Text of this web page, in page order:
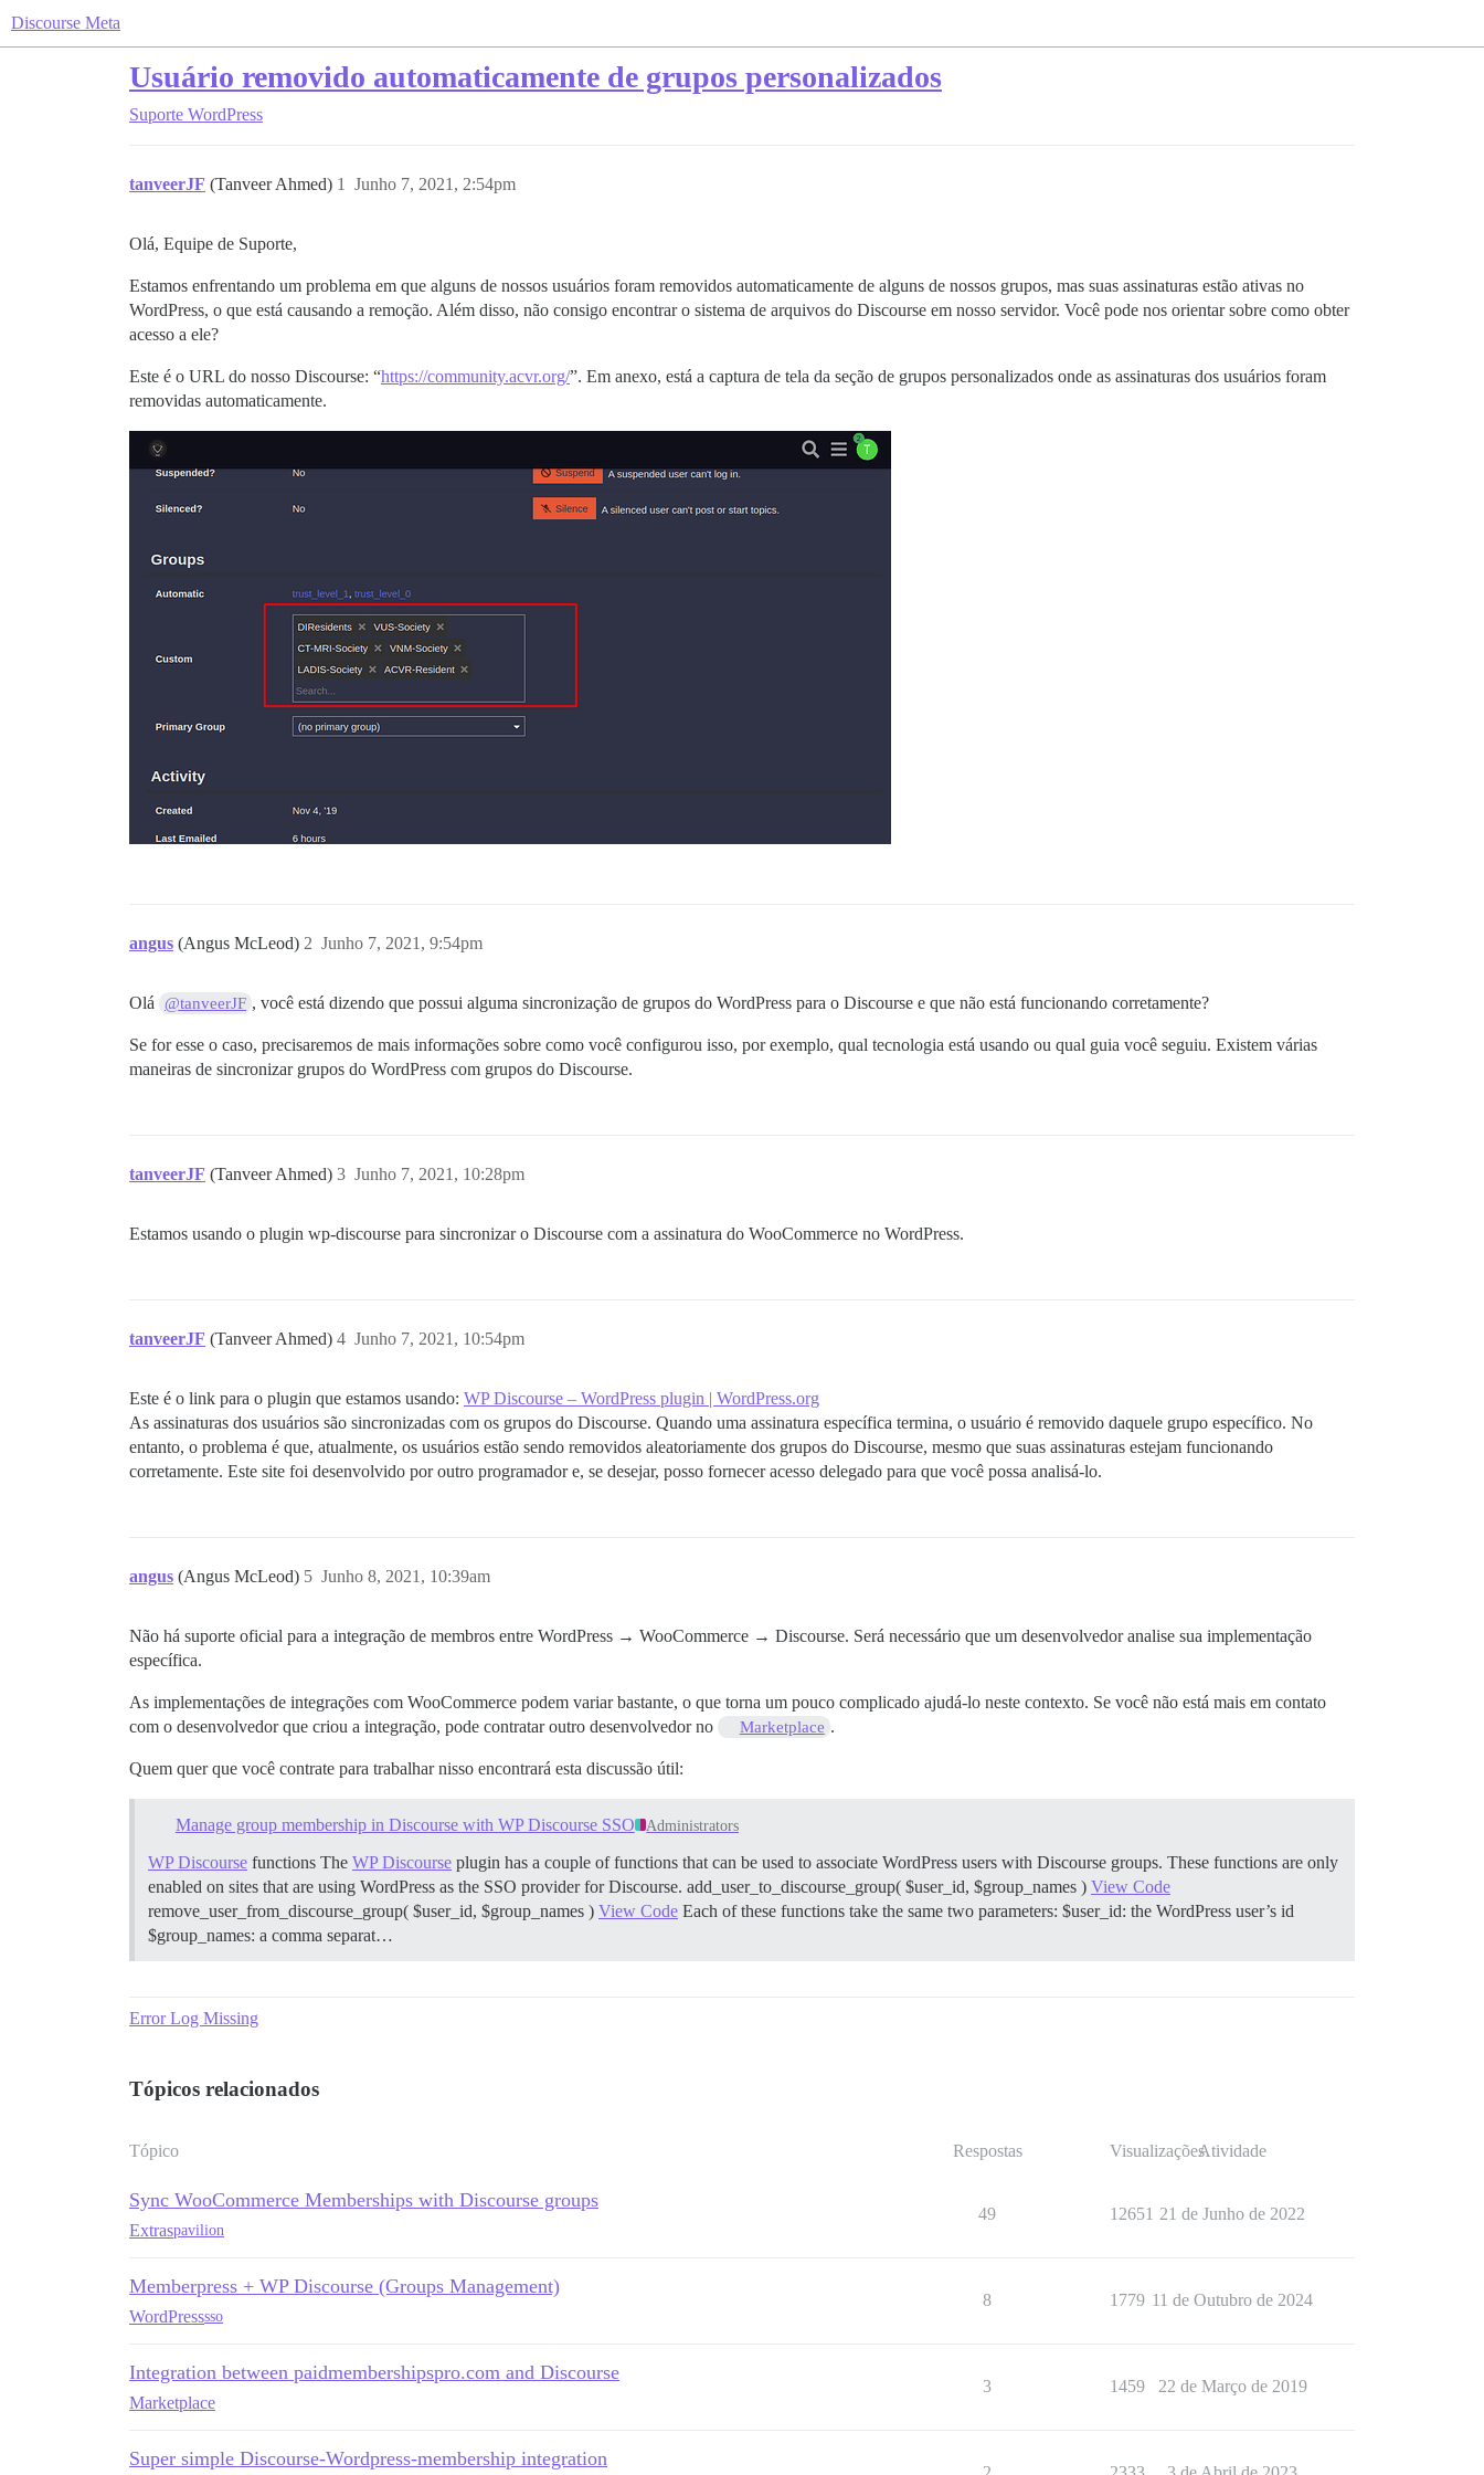
Discourse Meta
Usuário removido automaticamente de grupos personalizados
Suporte WordPress
tanveerJF (Tanveer Ahmed) Junho 7, 2021, 2:54pm
1
Olá, Equipe de Suporte,
Estamos enfrentando um problema em que alguns de nossos usuários foram removidos automaticamente de alguns de nossos grupos, mas suas assinaturas estão ativas no
WordPress, o que está causando a remoção. Além disso, não consigo encontrar o sistema de arquivos do Discourse em nosso servidor. Você pode nos orientar sobre como obter
acesso a ele?
Este é o URL do nosso Discourse: “https://community.acvr.org/”. Em anexo, está a captura de tela da seção de grupos personalizados onde as assinaturas dos usuários foram
removidas automaticamente.
angus (Angus McLeod) Junho 7, 2021, 9:54pm
2
Olá @tanveerJF , você está dizendo que possui alguma sincronização de grupos do WordPress para o Discourse e que não está funcionando corretamente?
Se for esse o caso, precisaremos de mais informações sobre como você configurou isso, por exemplo, qual tecnologia está usando ou qual guia você seguiu. Existem várias
maneiras de sincronizar grupos do WordPress com grupos do Discourse.
tanveerJF (Tanveer Ahmed) Junho 7, 2021, 10:28pm
3
Estamos usando o plugin wp-discourse para sincronizar o Discourse com a assinatura do WooCommerce no WordPress.
tanveerJF (Tanveer Ahmed) Junho 7, 2021, 10:54pm
4
Este é o link para o plugin que estamos usando: WP Discourse – WordPress plugin | WordPress.org
As assinaturas dos usuários são sincronizadas com os grupos do Discourse. Quando uma assinatura específica termina, o usuário é removido daquele grupo específico. No
entanto, o problema é que, atualmente, os usuários estão sendo removidos aleatoriamente dos grupos do Discourse, mesmo que suas assinaturas estejam funcionando
corretamente. Este site foi desenvolvido por outro programador e, se desejar, posso fornecer acesso delegado para que você possa analisá-lo.
angus (Angus McLeod) Junho 8, 2021, 10:39am
5
Não há suporte oficial para a integração de membros entre WordPress → WooCommerce → Discourse. Será necessário que um desenvolvedor analise sua implementação
específica.
As implementações de integrações com WooCommerce podem variar bastante, o que torna um pouco complicado ajudá-lo neste contexto. Se você não está mais em contato
com o desenvolvedor que criou a integração, pode contratar outro desenvolvedor no
Marketplace .
Quem quer que você contrate para trabalhar nisso encontrará esta discussão útil:
Manage group membership in Discourse with WP Discourse SSO Administrators
WP Discourse functions The WP Discourse plugin has a couple of functions that can be used to associate WordPress users with Discourse groups. These functions are only
enabled on sites that are using WordPress as the SSO provider for Discourse. add_user_to_discourse_group( $user_id, $group_names ) View Code
remove_user_from_discourse_group( $user_id, $group_names ) View Code Each of these functions take the same two parameters: $user_id: the WordPress user’s id
$group_names: a comma separat…
Error Log Missing
Tópicos relacionados
Tópico Respostas VisualizaçõesAtividade
Sync WooCommerce Memberships with Discourse groups
Extraspavilion
49 12651 21 de Junho de 2022
Memberpress + WP Discourse (Groups Management)
WordPresssso
8 1779 11 de Outubro de 2024
Integration between paidmembershipspro.com and Discourse
Marketplace
3 1459 22 de Março de 2019
Super simple Discourse-Wordpress-membership integration